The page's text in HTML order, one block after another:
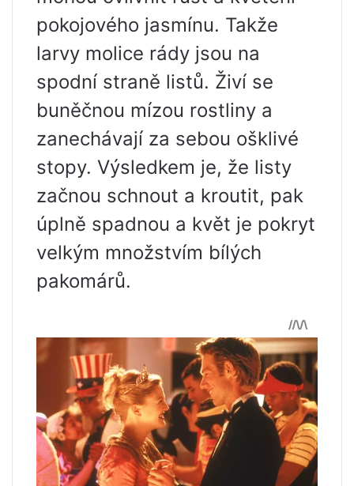
pokojového jasmínu. Takže
larvy molice rády jsou na
spodní straně listů. Živí se
buněčnou mízou rostliny a
zanechávají za sebou ošklivé
stopy. Výsledkem je, že listy
začnou schnout a kroutit, pak
úplně spadnou a květ je pokryt
velkým množstvím bílých
pakomárů.